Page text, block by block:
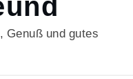
Genuß und gutes